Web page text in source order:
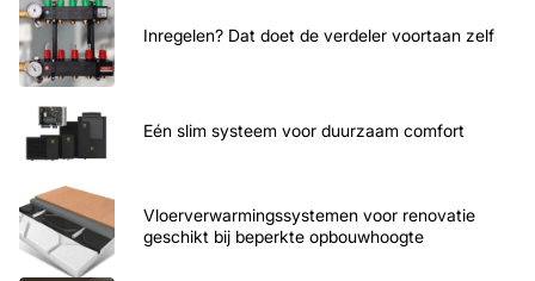
Inregelen? Dat doet de verdeler voortaan zelf
Eén slim systeem voor duurzaam comfort
Vloerverwarmingssystemen voor renovatie
geschikt bij beperkte opbouwhoogte